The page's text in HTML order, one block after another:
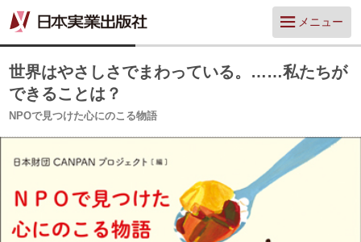
メニュー
世界はやさしさでまわっている。……私たちが
できることは？
NPOで見つけた心にのこる物語